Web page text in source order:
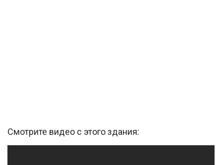
Смотрите видео с этого здания: